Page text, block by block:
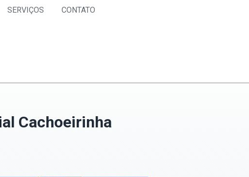
SERVIÇOS CONTATO
Cachoeirinha